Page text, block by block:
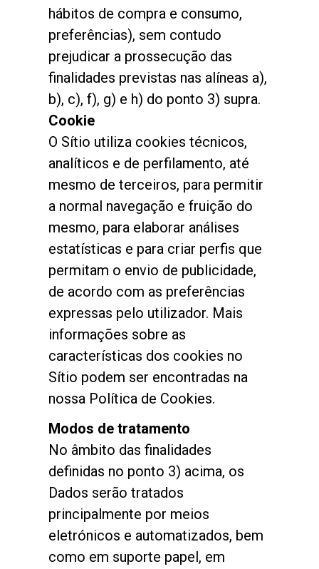
hábitos de compra e consumo,
preferências), sem contudo
prejudicar a prossecução das
finalidades previstas nas alíneas a),
b), c), f), g) e h) do ponto 3) supra.
Cookie
O Sítio utiliza cookies técnicos,
analíticos e de perfilamento, até
mesmo de terceiros, para permitir
a normal navegação e fruição do
mesmo, para elaborar análises
estatísticas e para criar perfis que
permitam o envio de publicidade,
de acordo com as preferências
expressas pelo utilizador. Mais
informações sobre as
características dos cookies no
Sítio podem ser encontradas na
nossa Política de Cookies.
Modos de tratamento
No âmbito das finalidades
definidas no ponto 3) acima, os
Dados serão tratados
principalmente por meios
eletrónicos e automatizados, bem
como em suporte papel, em